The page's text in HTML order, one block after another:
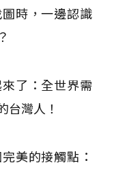
時，一邊認識
了：全世界需
台灣人！
美的接觸點：